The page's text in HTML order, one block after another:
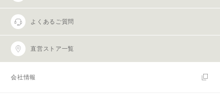
よくあるご質問
直営ストア一覧
会社情報